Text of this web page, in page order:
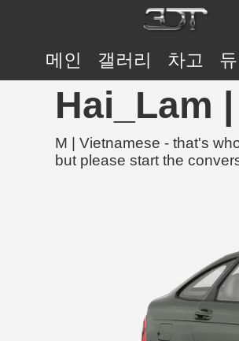
메인 갤러리 차고
Hai_Lam
M | Vietnamese - that's
but please start the